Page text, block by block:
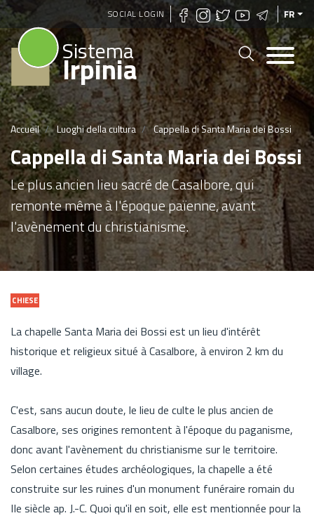
Aller
au
contenu
principal
SOCIAL LOGIN FR
Sistema
Irpinia
Accueil Luoghi della cultura Cappella di Santa Maria dei Bossi
Cappella di Santa Maria dei Bossi
Le plus ancien lieu sacré de Casalbore, qui
remonte même à l'époque païenne, avant
l'avènement du christianisme.
CHIESE
La chapelle Santa Maria dei Bossi est un lieu d'intérêt
historique et religieux situé à Casalbore, à environ 2 km du
village.
C'est, sans aucun doute, le lieu de culte le plus ancien de
Casalbore, ses origines remontent à l'époque du paganisme,
donc avant l'avènement du christianisme sur le territoire.
Selon certaines études archéologiques, la chapelle a été
construite sur les ruines d'un monument funéraire romain du
IIe siècle ap. J.-C. Quoi qu'il en soit, elle est mentionnée pour la